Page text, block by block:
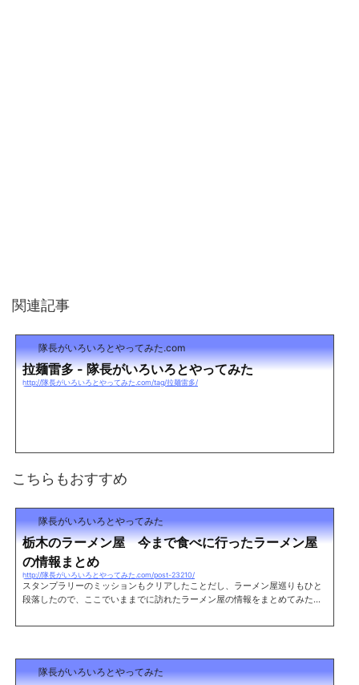
関連記事
隊長がいろいろとやってみた.com
拉麺雷多 - 隊長がいろいろとやってみた
http://隊長がいろいろとやってみた.com/tag/拉麺雷多/
こちらもおすすめ
隊長がいろいろとやってみた
栃木のラーメン屋 今まで食べに行ったラーメン屋
の情報まとめ
http://隊長がいろいろとやってみた.com/post-23210/
スタンプラリーのミッションもクリアしたことだし、ラーメン屋巡りもひと
段落したので、ここでいままでに訪れたラーメン屋の情報をまとめてみた。
馬の境に位置する県西にあるエリア。 まだまだラーメン屋として有名なお店
木曜日麺や 松レポート住所 栃木県足利市伊勢町1-2-1 両毛ビル1F TEL 02
84-43-2117 営業...
隊長がいろいろとやってみた